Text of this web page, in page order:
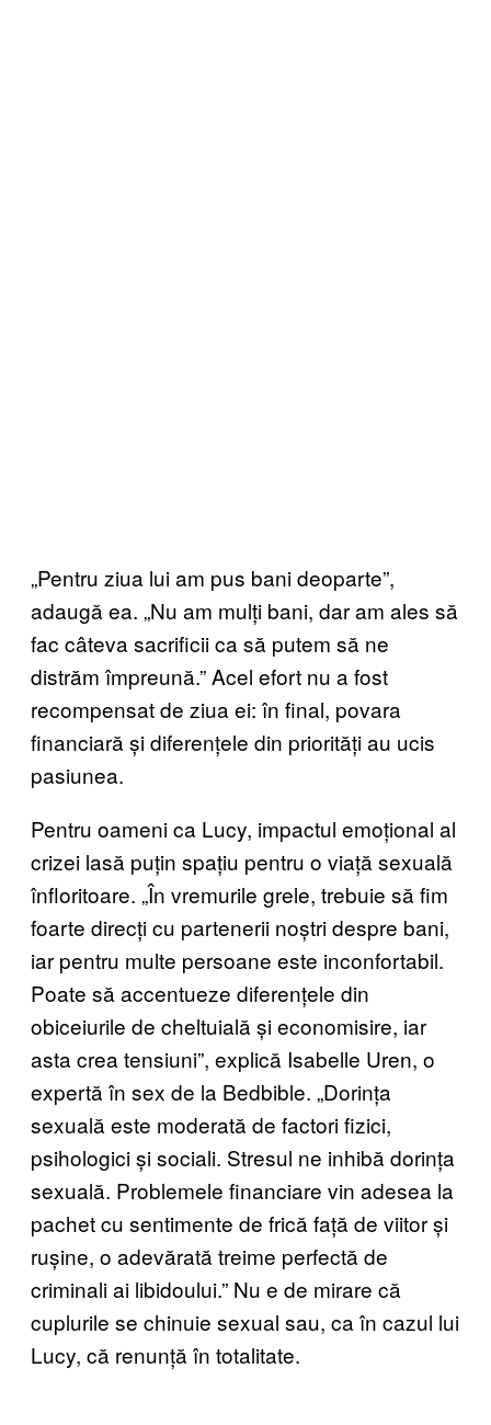
„Pentru ziua lui am pus bani deoparte”,
adaugă ea. „Nu am mulți bani, dar am ales să
fac câteva sacrificii ca să putem să ne
distrăm împreună.” Acel efort nu a fost
recompensat de ziua ei: în final, povara
financiară și diferențele din priorități au ucis
pasiunea.
Pentru oameni ca Lucy, impactul emoțional al
crizei lasă puțin spațiu pentru o viață sexuală
înfloritoare. „În vremurile grele, trebuie să fim
foarte direcți cu partenerii noștri despre bani,
iar pentru multe persoane este inconfortabil.
Poate să accentueze diferențele din
obiceiurile de cheltuială și economisire, iar
asta crea tensiuni”, explică Isabelle Uren, o
expertă în sex de la Bedbible. „Dorința
sexuală este moderată de factori fizici,
psihologici și sociali. Stresul ne inhibă dorința
sexuală. Problemele financiare vin adesea la
pachet cu sentimente de frică față de viitor și
rușine, o adevărată treime perfectă de
criminali ai libidoului.” Nu e de mirare că
cuplurile se chinuie sexual sau, ca în cazul lui
Lucy, că renunță în totalitate.